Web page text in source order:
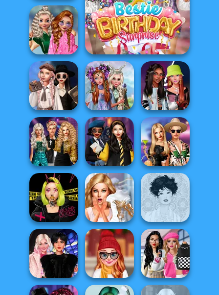
Bestie Birthday Surprise
Dress To Impress
Back To Schoo...
School
Popularity
Challenge
Fashionistas'
Faceoff
Princesses
Fantasy
Makeover
Wednesday's
Breakup
Handbook
BFFs' Birthday
Bash For Babs
Hogwarts
Princesses
Party Crashers
Ex-Boyfriend
Ed...
Belle Époque
Bridezilla: Prank
The Bride
Urban Glam
Warriors